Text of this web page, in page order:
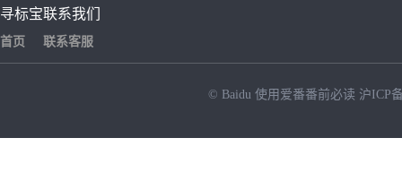
寻标宝
首页
联系我们
联系客服
© Baidu 使用爱番番前必读 沪ICP